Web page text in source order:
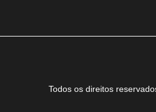
Todos os direitos